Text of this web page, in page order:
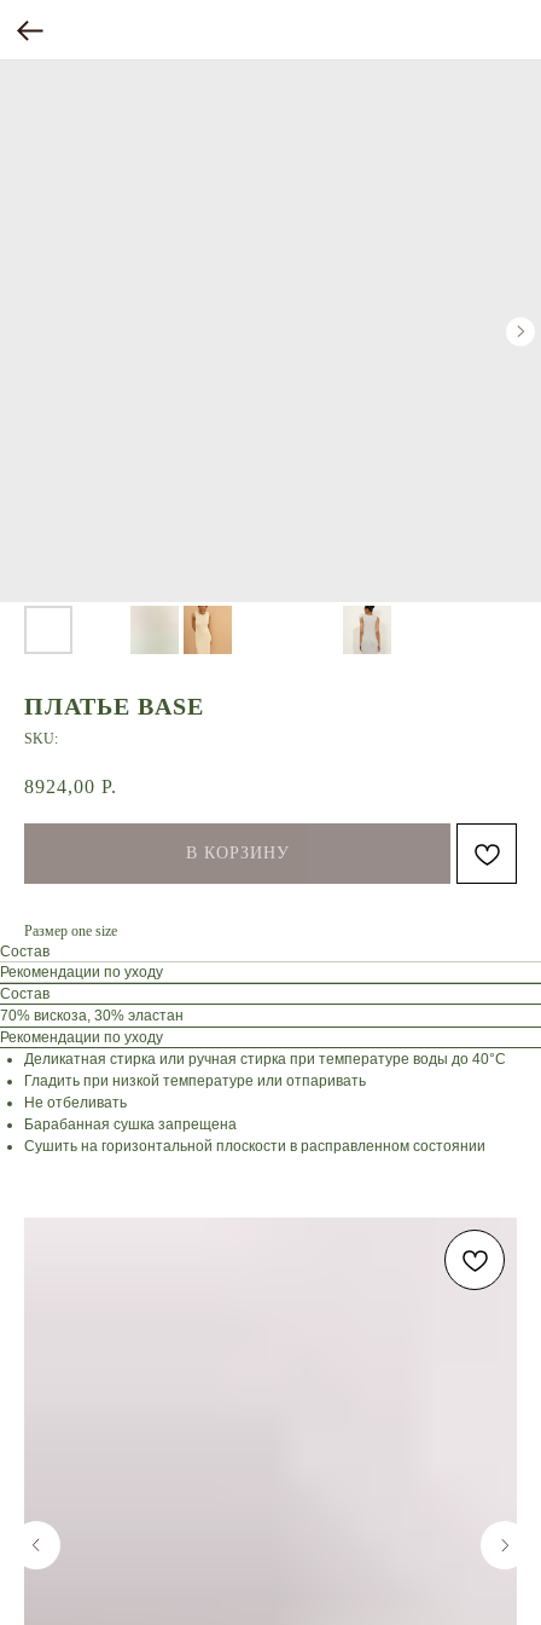
ПЛАТЬЕ BASE
SKU:
8924,00 Р.
В КОРЗИНУ
Размер one size
Состав
Рекомендации по уходу
Состав
70% вискоза, 30% эластан
Рекомендации по уходу
Деликатная стирка или ручная стирка при температуре воды до 40°C
Гладить при низкой температуре или отпаривать
Не отбеливать
Барабанная сушка запрещена
Сушить на горизонтальной плоскости в расправленном состоянии